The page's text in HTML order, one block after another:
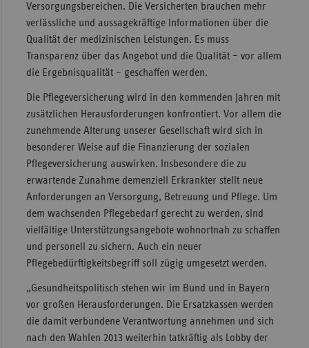
Versorgungsbereichen. Die Versicherten brauchen mehr
verlässliche und aussagekräftige Informationen über die
Qualität der medizinischen Leistungen. Es muss
Transparenz über das Angebot und die Qualität – vor allem
die Ergebnisqualität – geschaffen werden.
Die Pflegeversicherung wird in den kommenden Jahren mit
zusätzlichen Herausforderungen konfrontiert. Vor allem die
zunehmende Alterung unserer Gesellschaft wird sich in
besonderer Weise auf die Finanzierung der sozialen
Pflegeversicherung auswirken. Insbesondere die zu
erwartende Zunahme demenziell Erkrankter stellt neue
Anforderungen an Versorgung, Betreuung und Pflege. Um
dem wachsenden Pflegebedarf gerecht zu werden, sind
vielfältige Unterstützungsangebote wohnortnah zu schaffen
und personell zu sichern. Auch ein neuer
Pflegebedürftigkeitsbegriff soll zügig umgesetzt werden.
„Gesundheitspolitisch stehen wir im Bund und in Bayern
vor großen Herausforderungen. Die Ersatzkassen werden
die damit verbundene Verantwortung annehmen und sich
nach den Wahlen 2013 weiterhin tatkräftig als Lobby der